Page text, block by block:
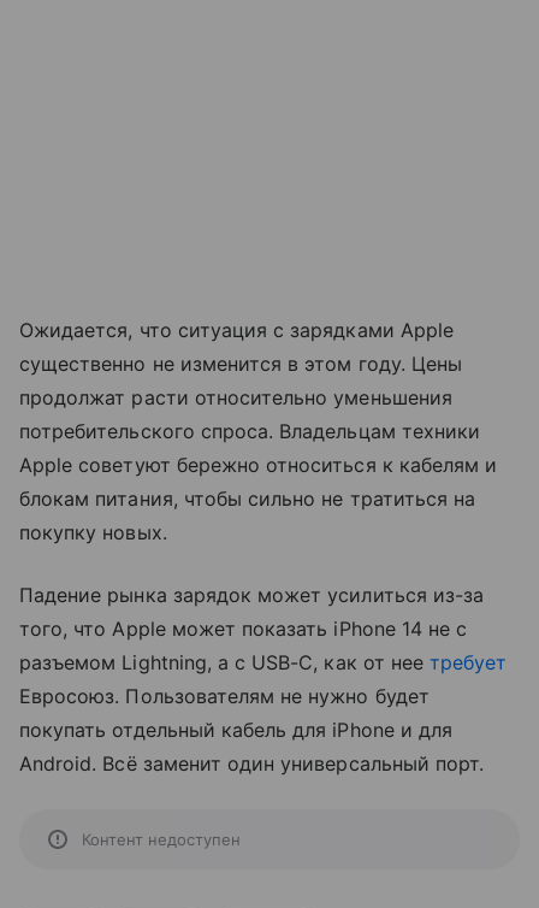
Ожидается, что ситуация с зарядками Apple
существенно не изменится в этом году. Цены
продолжат расти относительно уменьшения
потребительского спроса. Владельцам техники
Apple советуют бережно относиться к кабелям и
блокам питания, чтобы сильно не тратиться на
покупку новых.
Падение рынка зарядок может усилиться из-за
того, что Apple может показать iPhone 14 не с
разъемом Lightning, а с USB-C, как от неетребует
Евросоюз. Пользователям не нужно будет
покупать отдельный кабель для iPhone и для
Android. Всё заменит один универсальный порт.
Контент недоступен